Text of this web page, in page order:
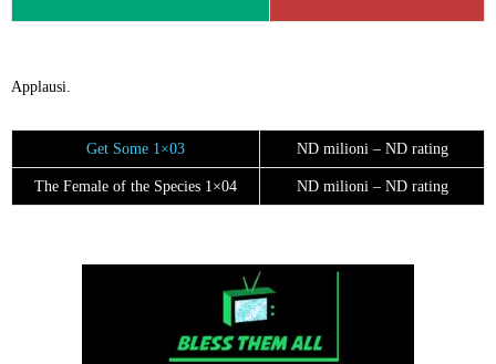
Applausi.
Get Some 1×03 ND milioni – ND rating
The Female of the Species 1×04 ND milioni – ND rating